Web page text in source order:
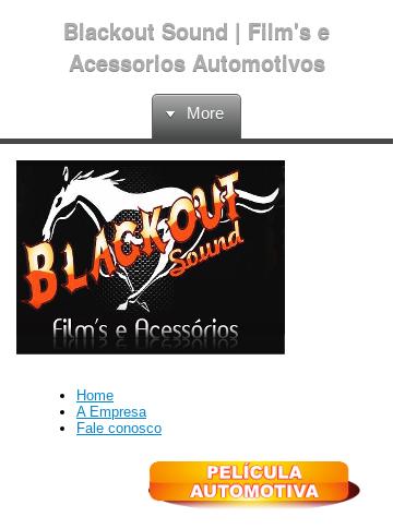
Blackout Sound | Film's e
Acessorios Automotivos
More
Home
A Empresa
Fale conosco